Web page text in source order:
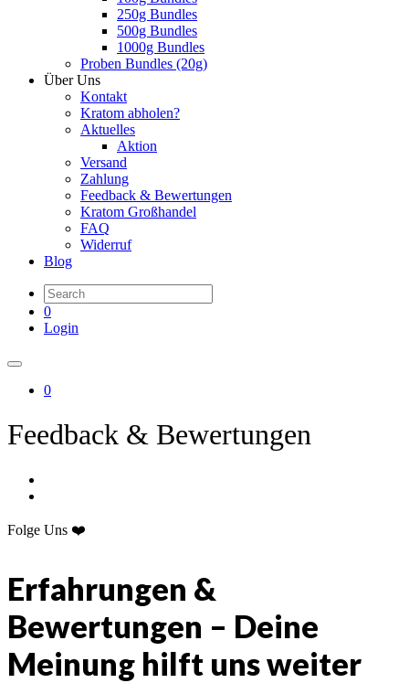
250g Bundles
500g Bundles
1000g Bundles
Proben Bundles (20g)
Über Uns
Kontakt
Kratom abholen?
Aktuelles
Aktion
Versand
Zahlung
Feedback & Bewertungen
Kratom Großhandel
FAQ
Widerruf
Blog
0
Login
0
Feedback & Bewertungen
Folge Uns ❤️
Erfahrungen &
Bewertungen – Deine
Meinung hilft uns weiter